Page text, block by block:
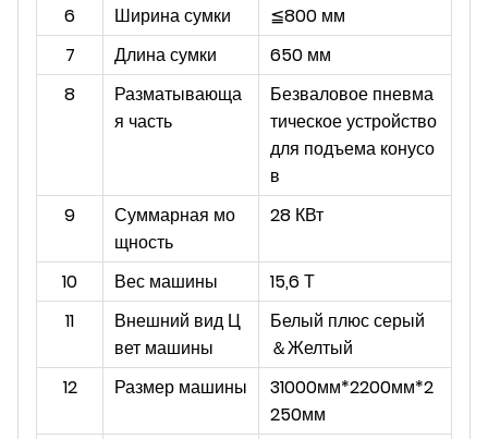
6 Ширина сумки
≦800 мм
7
Длина сумки
650 мм
8
Разматывающа
я часть
Безваловое пневма
тическое устройство
для подъема конусо
в
9
Суммарная мо
щность
28 КВт
10 Вес машины
15,6 Т
11
Внешний вид Ц
вет машины
Белый плюс серый
＆Желтый
12
Размер машины
31000мм*2200мм*2
250мм